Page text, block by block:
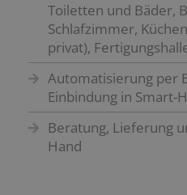
Toiletten und Bäder,
Schlafzimmer,
privat),
Automatisierung per
Einbindung in Smart-
Beratung, Lieferung
Hand